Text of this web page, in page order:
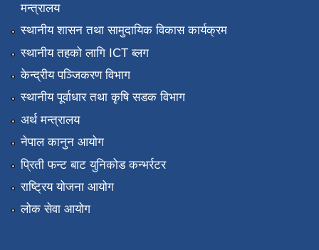
मन्त्रालय
स्थानीय शासन तथा सामुदायिक विकास कार्यक्रम
स्थानीय तहको लागि ICT ब्लग
केन्द्रीय पञ्जिकरण विभाग
स्थानीय पूर्वाधार तथा कृषि सडक विभाग
अर्थ मन्त्रालय
नेपाल कानुन आयोग
प्रिती फन्ट बाट युनिकोड कन्भर्रटर
राष्ट्रिय योजना आयोग
लोक सेवा आयोग